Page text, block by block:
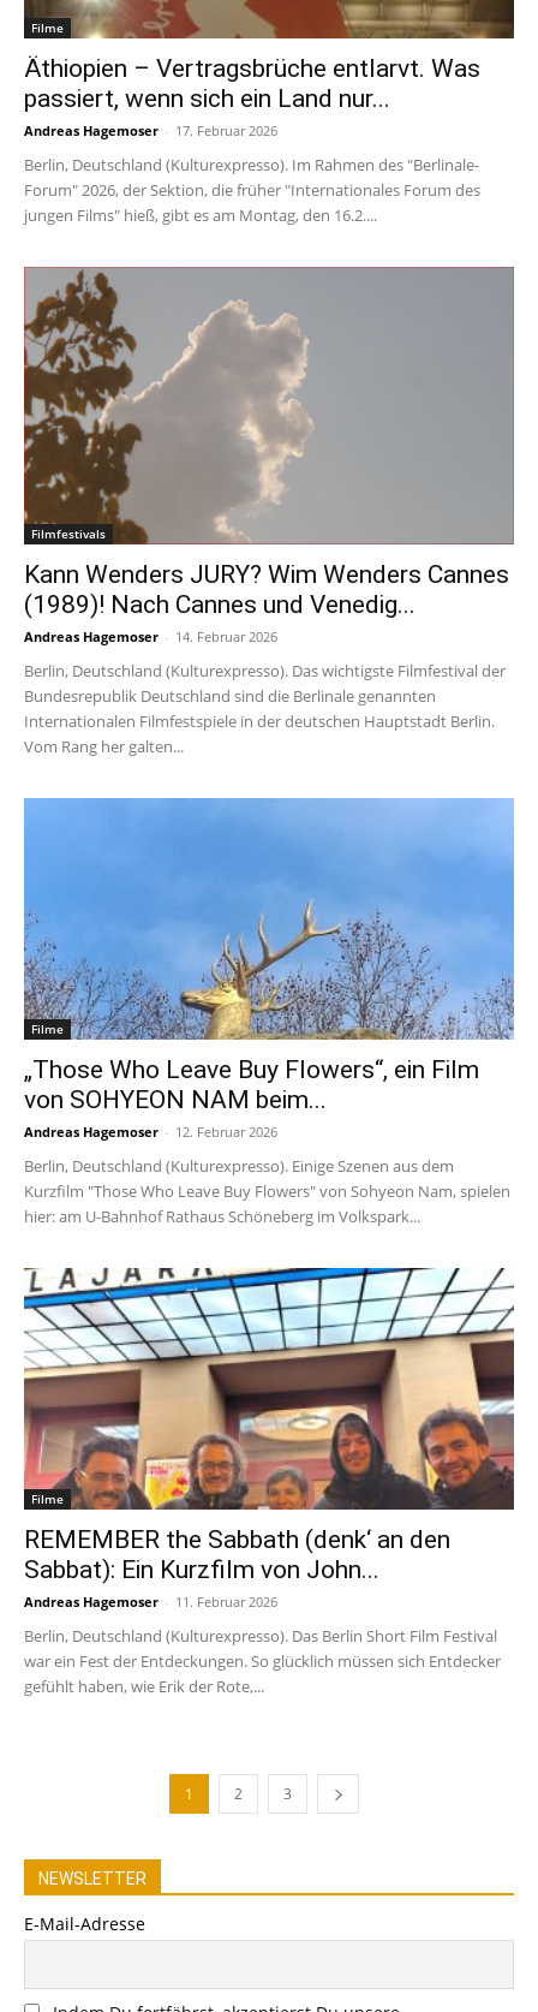
Filme
Äthiopien – Vertragsbrüche entlarvt. Was
passiert, wenn sich ein Land nur...
Andreas Hagemoser - 17. Februar 2026
Berlin, Deutschland (Kulturexpresso). Im Rahmen des "Berlinale-
Forum" 2026, der Sektion, die früher "Internationales Forum des
jungen Films" hieß, gibt es am Montag, den 16.2....
Filmfestivals
Kann Wenders JURY? Wim Wenders Cannes
(1989)! Nach Cannes und Venedig...
Andreas Hagemoser - 14. Februar 2026
Berlin, Deutschland (Kulturexpresso). Das wichtigste Filmfestival der
Bundesrepublik Deutschland sind die Berlinale genannten
Internationalen Filmfestspiele in der deutschen Hauptstadt Berlin.
Vom Rang her galten...
Filme
„Those Who Leave Buy Flowers“, ein Film
von SOHYEON NAM beim...
Andreas Hagemoser - 12. Februar 2026
Berlin, Deutschland (Kulturexpresso). Einige Szenen aus dem
Kurzfilm "Those Who Leave Buy Flowers" von Sohyeon Nam, spielen
hier: am U-Bahnhof Rathaus Schöneberg im Volkspark...
Filme
REMEMBER the Sabbath (denk‘ an den
Sabbat): Ein Kurzfilm von John...
Andreas Hagemoser - 11. Februar 2026
Berlin, Deutschland (Kulturexpresso). Das Berlin Short Film Festival
war ein Fest der Entdeckungen. So glücklich müssen sich Entdecker
gefühlt haben, wie Erik der Rote,...
1 2 3
NEWSLETTER
E-Mail-Adresse